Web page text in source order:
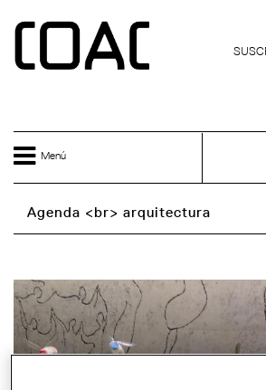
Menú
Agenda <br> arquitectura